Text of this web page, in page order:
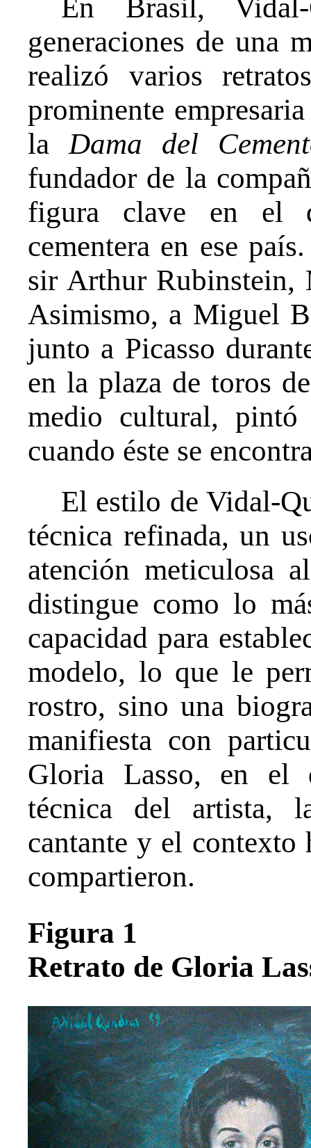
En Brasil,
generaciones de una
realizó varios
prominente
la Dama del
fundador de la
figura clave en el
cementera en ese
sir Arthur Rubinstein,
Asimismo, a Miguel
junto a Picasso
en la plaza de toros
medio cultural, pintó
cuando éste se
El estilo de Vidal-
técnica refinada, un
atención meticulosa
distingue como lo
capacidad para
modelo, lo que le
rostro, sino una
manifiesta con
Gloria Lasso, en el
técnica del artista,
cantante y el contexto
compartieron.
Figura 1
Retrato de Gloria